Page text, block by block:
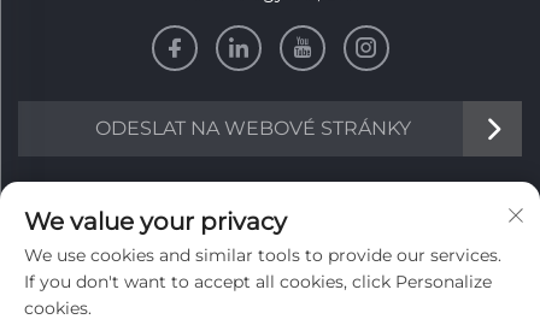
ODESLAT NA WEBOVÉ STRÁNKY
INFORMACE
Zaregistrujte se, abyste obdrželi naši týdenní novinu
We value your privacy
We use cookies and similar tools to provide our services.
If you don't want to accept all cookies, click Personalize
cookies.